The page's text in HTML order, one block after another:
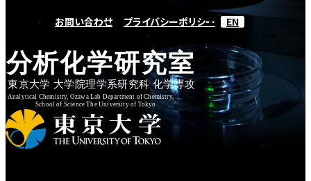
お問い合わせ プライバシーポリシー EN